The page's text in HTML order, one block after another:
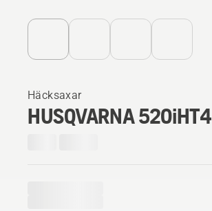
Häcksaxar
HUSQVARNA 520iHT4